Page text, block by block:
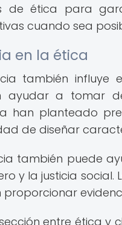
de ética para
cuando sea
en la ética
también influye
ayudar a tomar
han planteado
de diseñar
también puede
y la justicia social.
proporcionar
entre ética y